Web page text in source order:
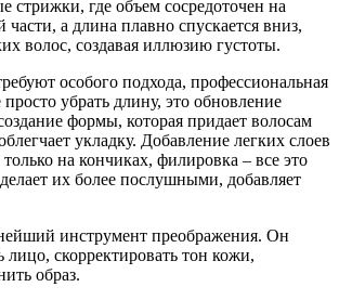
стрижки, где объем сосредоточен на
а длина плавно спускается вниз,
волос, создавая иллюзию густоты.
особого подхода, профессиональная
просто убрать длину, это обновление
формы, которая придает волосам
укладку. Добавление легких слоев
на кончиках, филировка – все это
их более послушными, добавляет
инструмент преображения. Он
лицо, скорректировать тон кожи,
образ.